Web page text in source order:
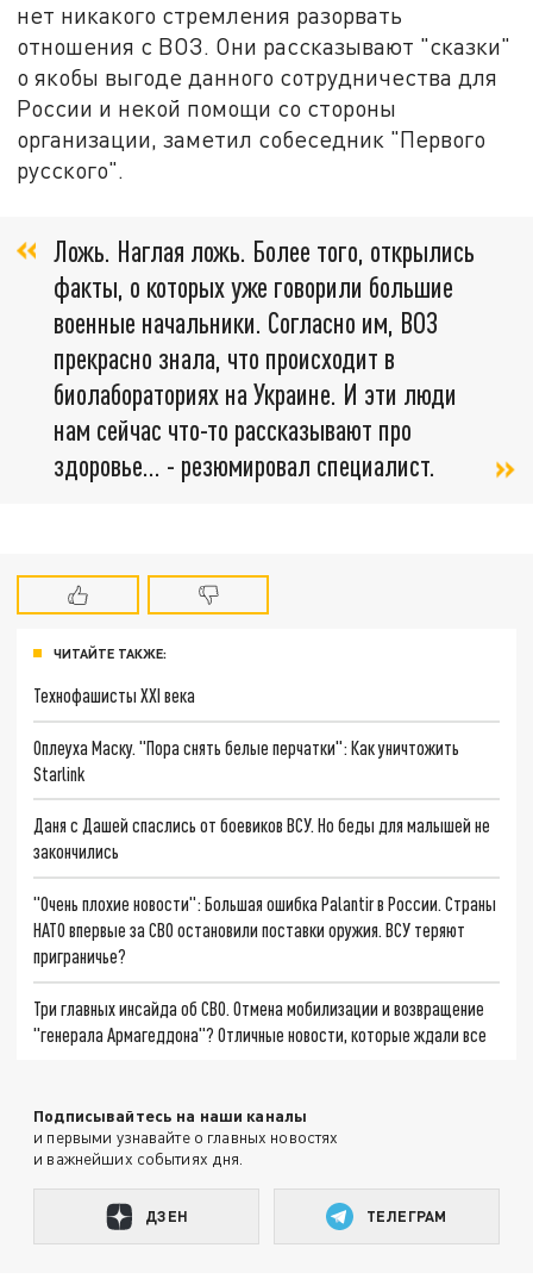
нет никакого стремления разорвать
отношения с ВОЗ. Они рассказывают "сказки"
о якобы выгоде данного сотрудничества для
России и некой помощи со стороны
организации, заметил собеседник "Первого
русского".
Ложь. Наглая ложь. Более того, открылись
факты, о которых уже говорили большие
военные начальники. Согласно им, ВОЗ
прекрасно знала, что происходит в
биолабораториях на Украине. И эти люди
нам сейчас что-то рассказывают про
здоровье… - резюмировал специалист.
ЧИТАЙТЕ ТАКЖЕ:
Технофашисты XXI века
Оплеуха Маску. "Пора снять белые перчатки": Как уничтожить
Starlink
Даня с Дашей спаслись от боевиков ВСУ. Но беды для малышей не
закончились
"Очень плохие новости": Большая ошибка Palantir в России. Страны
НАТО впервые за СВО остановили поставки оружия. ВСУ теряют
приграничье?
Три главных инсайда об СВО. Отмена мобилизации и возвращение
"генерала Армагеддона"? Отличные новости, которые ждали все
Подписывайтесь на наши каналы
и первыми узнавайте о главных новостях
и важнейших событиях дня.
ДЗЕН ТЕЛЕГРАМ